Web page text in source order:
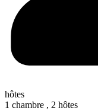
hôtes
1 chambre , 2 hôtes